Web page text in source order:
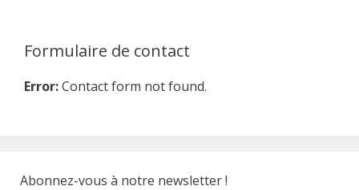
Formulaire de contact
Error:Contact form not found.
Abonnez-vous à notre newsletter !